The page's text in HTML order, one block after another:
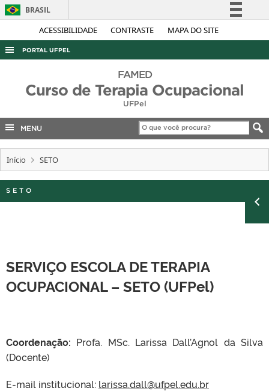
ACESSIBILIDADE CONTRASTE MAPA DO SITE
BRASIL
Simplifique!
Acesso à informação
Legislação
Canais
PORTAL UFPEL
AUDITORIA
CONCURSOS
INTERNACIONAL
OUVIDORIA
FAMED
Curso de Terapia Ocupacional
UFPel
MENU
Início SETO
SETO
SERVIÇO ESCOLA DE TERAPIA
OCUPACIONAL – SETO (UFPel)
Coordenação: Profa. MSc. Larissa Dall’Agnol da Silva
(Docente)
E-mail institucional: larissa.dall@ufpel.edu.br